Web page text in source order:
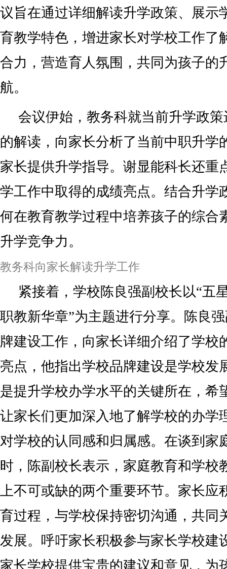
议旨在通过详细解读升学政策、展示
育教学特色，增进家长对学校工作了
合力，营造育人氛围，共同为孩子的
航。
会议伊始，教务科就当前升学政
的解读，向家长分析了当前中职升学
家长提供升学指导。谢显能科长还重
学工作中取得的成绩亮点。结合升学
何在教育教学过程中培养孩子的综合
升学竞争力。
教务科向家长解读升学工作
紧接着，学校陈良强副校长以“五
职教新华章”为主题进行分享。陈良
牌建设工作，向家长详细介绍了学校
亮点，他指出学校品牌建设是学校发
是提升学校办学水平的关键所在，希
让家长们更加深入地了解学校的办学
对学校的认同感和归属感。在谈到家
时，陈副校长表示，家庭教育和学校
上不可或缺的两个重要环节。家长应
育过程，与学校保持密切沟通，共同
发展。呼吁家长积极参与家长学校建
家长学校提供宝贵的建议和意见，为